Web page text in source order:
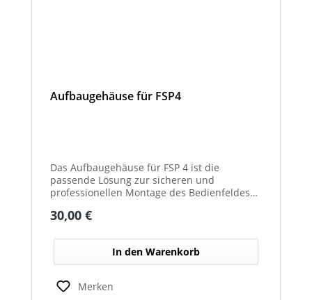
Aufbaugehäuse für FSP4
Das Aufbaugehäuse für FSP 4 ist die
passende Lösung zur sicheren und
professionellen Montage des Bedienfeldes
Aufbaumontage, wenn kein Einbau in eine
saubere Integration im Cockpit- oder
Aufbau­bereich. Die robuste Ausführung
schützt das Bedienfeld zuverlässig vor
äußeren Einflüssen und mechanischer
Beanspruchung. Durch die passgenaue
Regulärer Preis:
30,00 €
In den Warenkorb
Merken